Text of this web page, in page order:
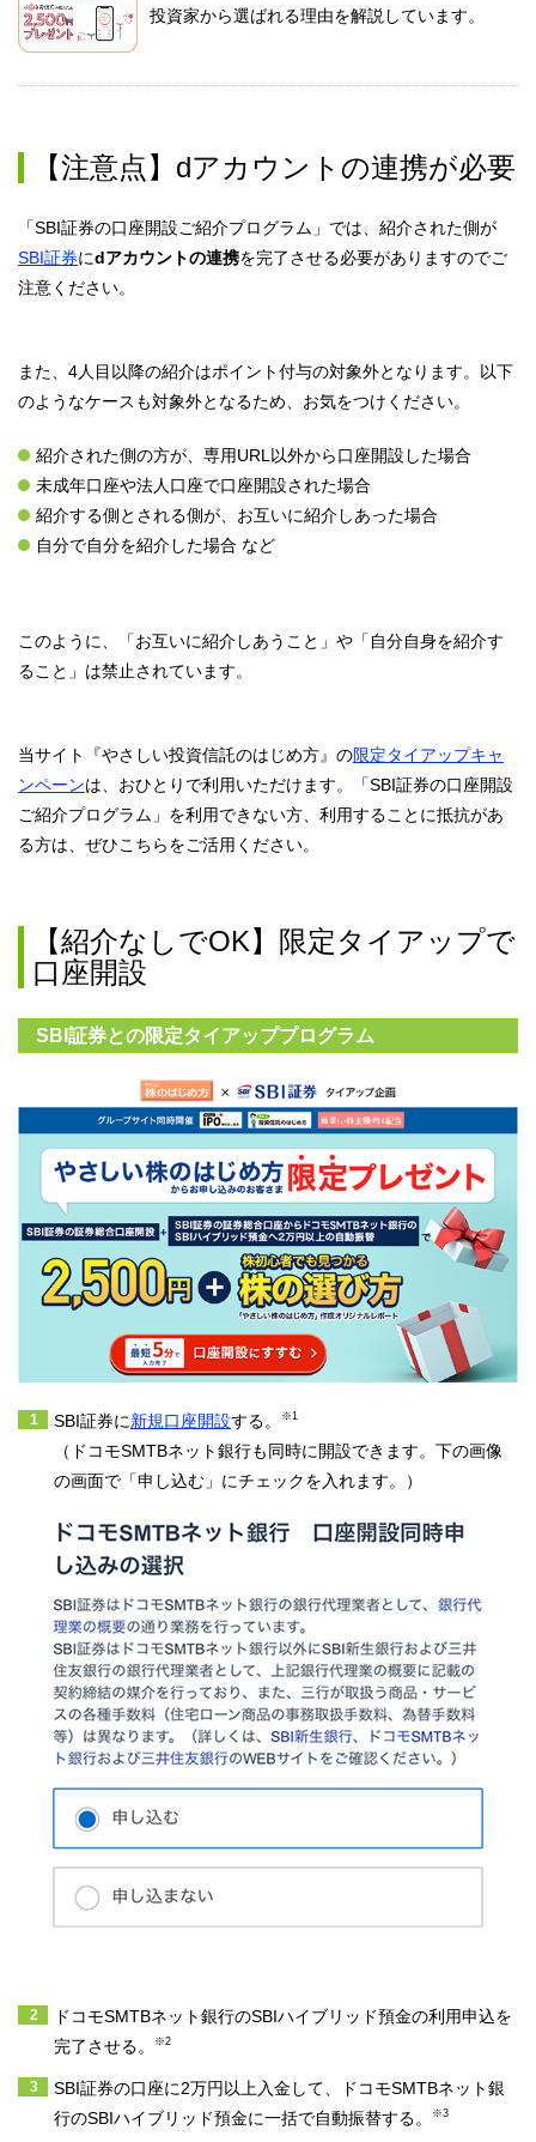
投資家から選ばれる理由を解説しています。
【注意点】dアカウントの連携が必要
「SBI証券の口座開設ご紹介プログラム」では、紹介された側が
SBI証券にdアカウントの連携を完了させる必要がありますのでご
注意ください。
また、4人目以降の紹介はポイント付与の対象外となります。以下
のようなケースも対象外となるため、お気をつけください。
紹介された側の方が、専用URL以外から口座開設した場合
未成年口座や法人口座で口座開設された場合
紹介する側とされる側が、お互いに紹介しあった場合
自分で自分を紹介した場合 など
このように、「お互いに紹介しあうこと」や「自分自身を紹介す
ること」は禁止されています。
当サイト『やさしい投資信託のはじめ方』の限定タイアップキャ
ンペーンは、おひとりで利用いただけます。「SBI証券の口座開設
ご紹介プログラム」を利用できない方、利用することに抵抗があ
る方は、ぜひこちらをご活用ください。
【紹介なしでOK】限定タイアップで
口座開設
SBI証券との限定タイアッププログラム
SBI証券に新規口座開設する。 ※1
（ドコモSMTBネット銀行も同時に開設できます。下の画像
の画面で「申し込む」にチェックを入れます。）
ドコモSMTBネット銀行のSBIハイブリッド預金の利用申込を
完了させる。
※2
SBI証券の口座に2万円以上入金して、ドコモSMTBネット銀
行のSBIハイブリッド預金に一括で自動振替する。
※3